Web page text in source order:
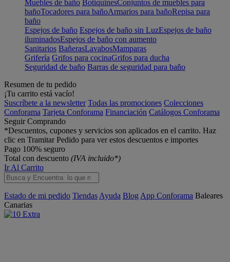
Muebles de baño BotiquinesConjuntos de muebles para
bañoTocadores para bañoArmarios para bañoRepisa para
baño
Espejos de baño Espejos de baño sin LuzEspejos de baño
iluminadosEspejos de baño con aumento
Sanitarios BañerasLavabosMamparas
Grifería Grifos para cocinaGrifos para ducha
Seguridad de baño Barras de seguridad para baño
Resumen de tu pedido
¡Tu carrito está vacío!
Suscríbete a la newsletter Todas las promociones Colecciones
Conforama Tarjeta Conforama Financiación Catálogos Conforama
Seguir Comprando
*Descuentos, cupones y servicios son aplicados en el carrito. Haz
clic en Tramitar Pedido para ver estos descuentos e importes
Pago 100% seguro
Total con descuento (IVA incluido*)
Ir Al Carrito
Estado de mi pedido Tiendas Ayuda Blog App Conforama Baleares
Canarias